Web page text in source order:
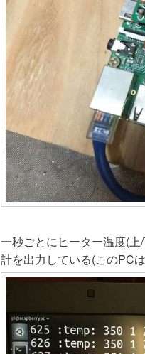
一秒ごとにヒーター温度(
計を出力している(このPC